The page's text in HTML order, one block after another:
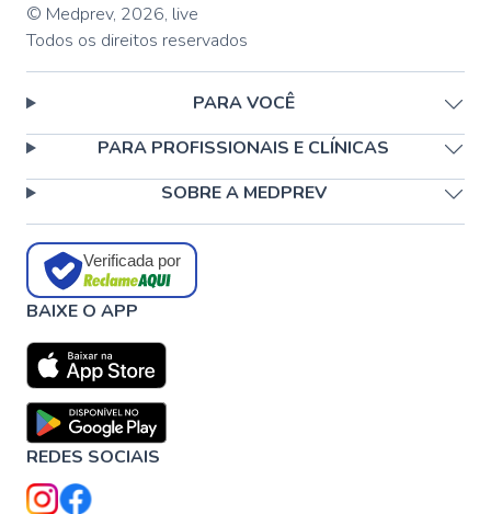
© Medprev, 2026, live
Todos os direitos reservados
PARA VOCÊ
PARA PROFISSIONAIS E CLÍNICAS
SOBRE A MEDPREV
Verificada por
BAIXE O APP
REDES SOCIAIS